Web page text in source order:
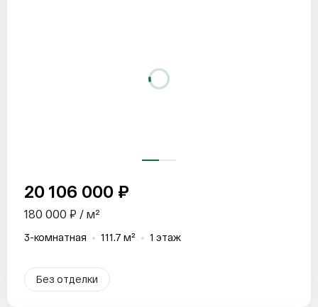
20 106 000 ₽
180 000 ₽ / м²
3-комнатная 111.7 м² 1 этаж
Без отделки